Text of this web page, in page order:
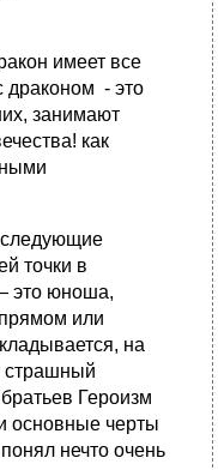
имеет все
драконом - это
занимают
как
следующие
точки в
это юноша,
или
на
страшный
Героизм
основные черты
нечто очень